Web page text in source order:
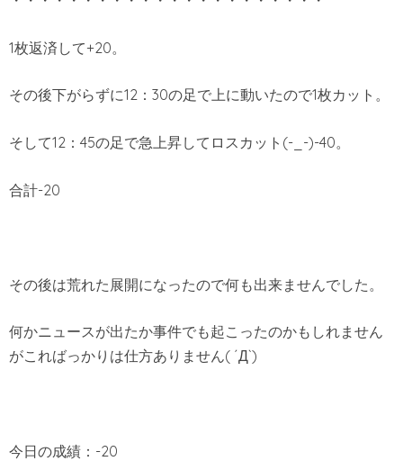
1枚返済して+20。
その後下がらずに12：30の足で上に動いたので1枚カット。
そして12：45の足で急上昇してロスカット(-_-)-40。
合計-20
その後は荒れた展開になったので何も出来ませんでした。
何かニュースが出たか事件でも起こったのかもしれません
がこればっかりは仕方ありません( ´Д`)
今日の成績：-20